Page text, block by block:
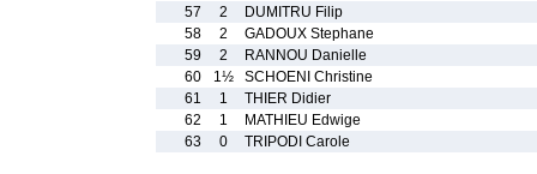
57
2
DUMITRU Filip
58
2
GADOUX Stephane
59
2
RANNOU Danielle
60
1½
SCHOENI Christine
61
1
THIER Didier
62
1
MATHIEU Edwige
63
0 TRIPODI Carole